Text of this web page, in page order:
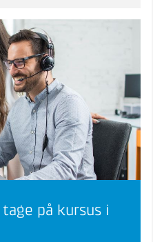
på kursus i